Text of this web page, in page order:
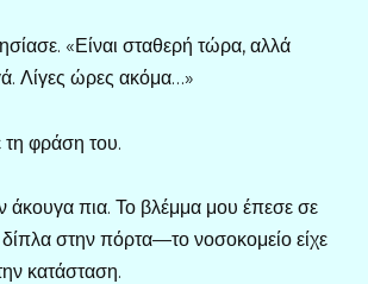
«Είναι σταθερή τώρα, αλλά
Λίγες ώρες ακόμα…»
φράση του.
άκουγα πια. Το βλέμμα μου έπεσε σε
στην πόρτα—το νοσοκομείο είχε
κατάσταση.